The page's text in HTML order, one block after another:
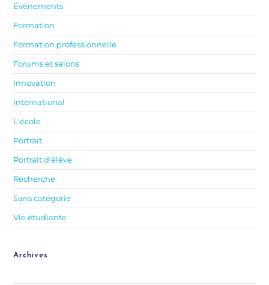
Évènements
Formation
Formation professionnelle
Forums et salons
Innovation
International
L'école
Portrait
Portrait d'élève
Recherche
Sans catégorie
Vie étudiante
Archives